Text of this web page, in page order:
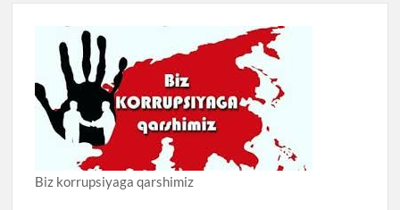
Biz korrupsiyaga qarshimiz